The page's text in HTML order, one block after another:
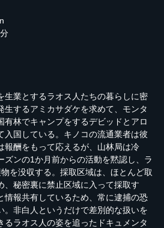
生業とするラオス人たちの暮らしに密
生するアミカサダケを求めて、モンタ
有林でキャンプをするデビッドとアロ
入国している。キノコの流通業者は彼
報酬をもって応えるが、山林局は冷
ズンの1か月前からの活動を黙認し、ラ
を没収する。採取区域は、ほとんど取
、秘密裏に禁止区域に入って採取す
情報共有しているため、常に逮捕の恐
。非白人というだけで差別的な扱いを
るラオス人の姿を追ったドキュメンタ